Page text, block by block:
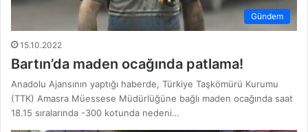
Gündem
15.10.2022
Bartın’da maden ocağında patlama!
Anadolu Ajansının yaptığı haberde, Türkiye Taşkömürü Kurumu
(TTK) Amasra Müessese Müdürlüğüne bağlı maden ocağında saat
18.15 sıralarında -300 kotunda nedeni…